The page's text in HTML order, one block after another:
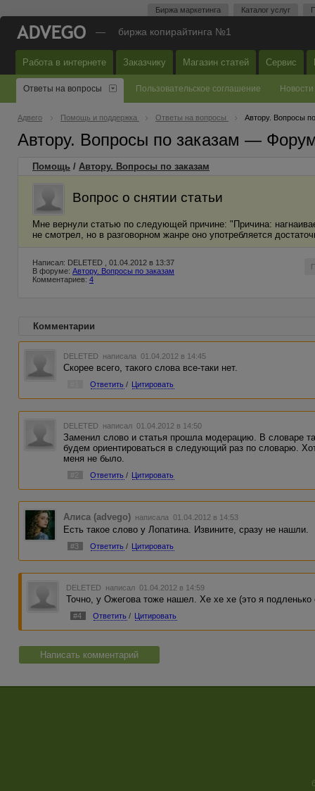
Биржа маркетинга Каталог услуг
— биржа копирайтинга №1
Работа в интернете Заказчику Магазин статей Сервис
Ответы на вопросы Пользовательское соглашение Новости
Адвего Помощь и поддержка Ответы на вопросы Автору. Вопросы
Автору. Вопросы по заказам —
Помощь / Автору. Вопросы по заказам
Вопрос о снятии статьи
Мне вернули статью по следующей причине: "Причина:
не смотрел, но в разговорном жанре оно употребляется
Написал: DELETED , 01.04.2012 в 13:37
В форуме: Автору. Вопросы по заказам
Комментариев: 4
Комментарии
DELETED написала 01.04.2012 в 14:45
Скорее всего, такого слова все-таки нет.
Ответить / Цитировать
DELETED написал 01.04.2012 в 14:50
Заменил слово и статья прошла модерацию. В словаре
будем ориентироваться в следующий раз по словарю.
меня не было.
#2 Ответить / Цитировать
Алиса (advego) написала 01.04.2012 в 14:53
Есть такое слово у Лопатина. Извините, сразу не нашли.
#3 Ответить / Цитировать
DELETED написал 01.04.2012 в 14:59
Точно, у Ожегова тоже нашел. Хе хе хе (это я
#4 Ответить / Цитировать
Написать комментарий